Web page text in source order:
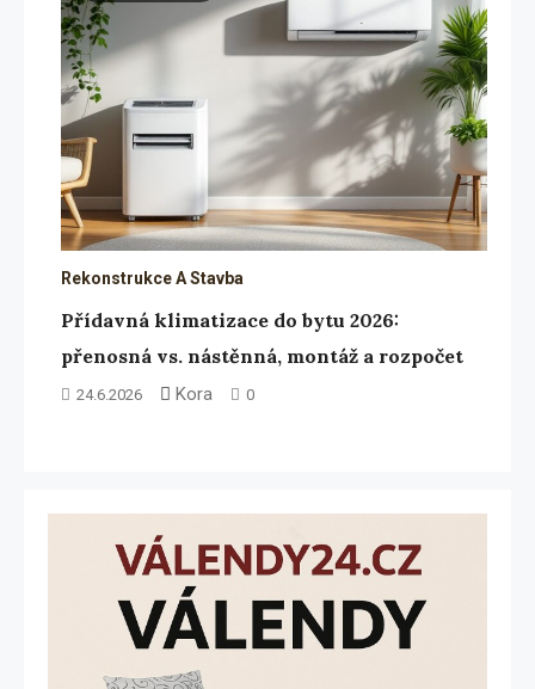
Rekonstrukce A Stavba
Přídavná klimatizace do bytu 2026:
přenosná vs. nástěnná, montáž a rozpočet
24.6.2026 Kora 0